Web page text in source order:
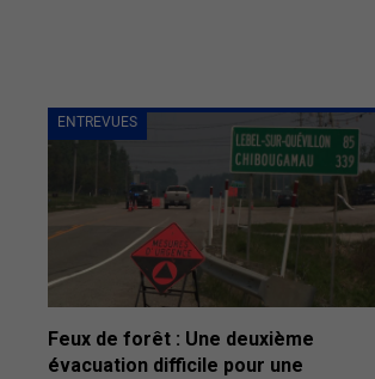
ENTREVUES
Feux de forêt : Une deuxième
évacuation difficile pour une